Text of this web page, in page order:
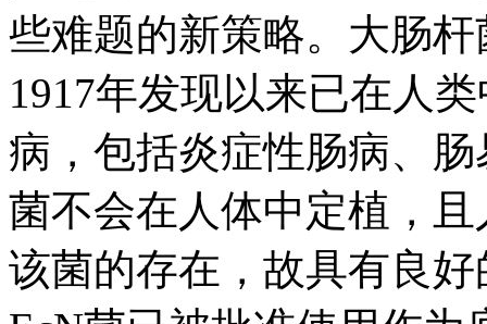
些难题的新策略。大肠杆
1917年发现以来已在人
病，包括炎症性肠病、
菌不会在人体中定植，
该菌的存在，故具有良